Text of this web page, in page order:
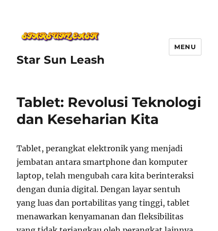
Star Sun Leash
MENU
Tablet: Revolusi Teknologi
dan Keseharian Kita
Tablet, perangkat elektronik yang menjadi
jembatan antara smartphone dan komputer
laptop, telah mengubah cara kita berinteraksi
dengan dunia digital. Dengan layar sentuh
yang luas dan portabilitas yang tinggi, tablet
menawarkan kenyamanan dan fleksibilitas